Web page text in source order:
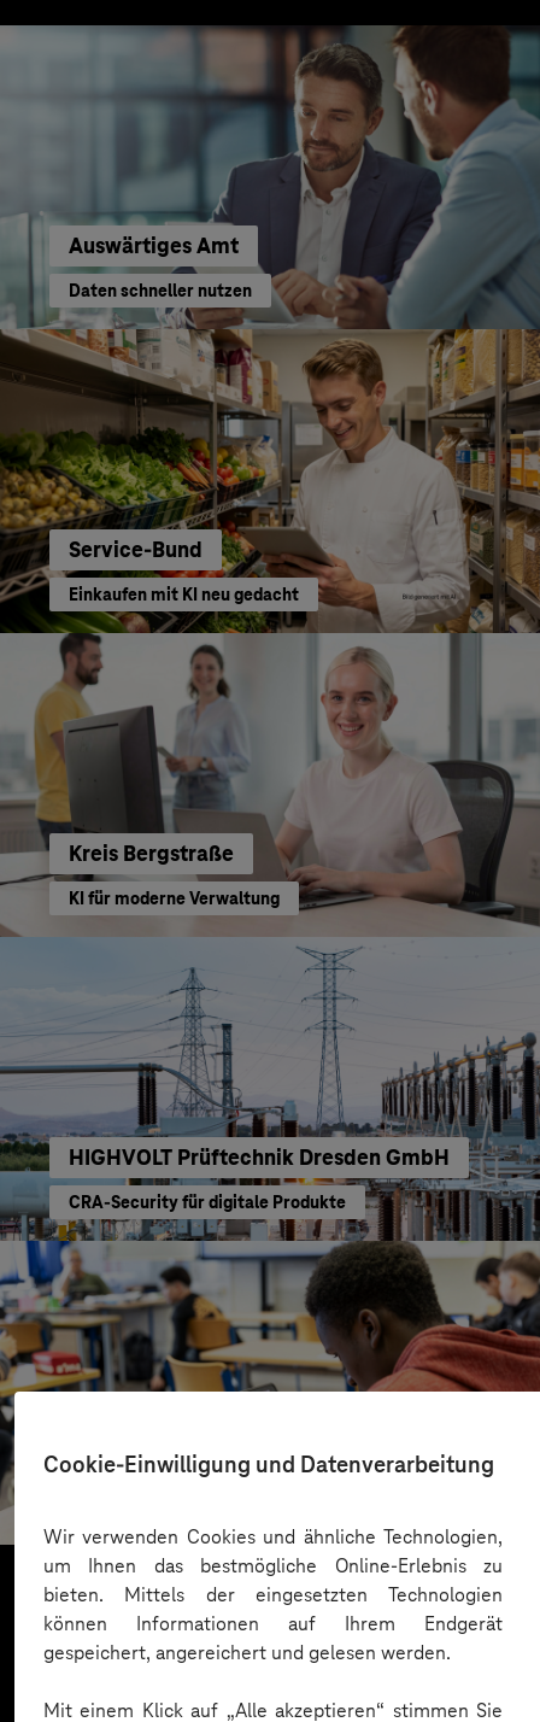
Cookie-Einwilligung und Datenverarbeitung
Wir verwenden Cookies und ähnliche Technologien,
um Ihnen das bestmögliche Online-Erlebnis zu
bieten. Mittels der eingesetzten Technologien
können Informationen auf Ihrem Endgerät
gespeichert, angereichert und gelesen werden.
Mit einem Klick auf „Alle akzeptieren“ stimmen Sie
Auswärtiges Amt
Daten schneller nutzen
Service-Bund
Einkaufen mit KI neu gedacht
Kreis Bergstraße
KI für moderne Verwaltung
HIGHVOLT Prüftechnik Dresden GmbH
CRA-Security für digitale Produkte
St.-Benedikt-Schule Düsseldorf
Mehr laden